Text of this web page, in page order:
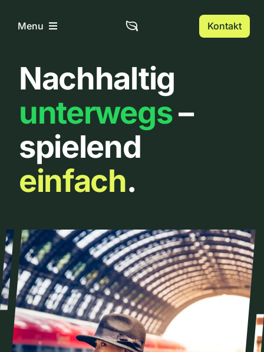
InhaltMenu
Home
Über uns
Urbanlist
Kontakt
Nachhaltig
unterwegs–
spielend
einfach.